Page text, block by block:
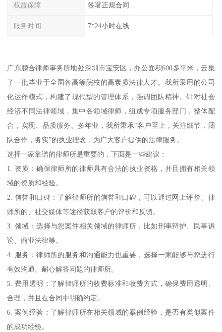
权益保障 签署正规合同
服务时间 7*24小时在线
广东鹏合律师事务所地处深圳市宝安区，办公面积600多平米，云集
了一批毕业于全国各高等院校的高素质法律人才。我所采用的公司
化运作模式，构建了现代型的管理体系，强调团队精神。针对社会
经济不同法律领域，集中各领域律师，组成专项服务部门，整体配
合，实现、品质服务。多年业，我所秉承“客户至上，关注细节，团
队合作，务实”的执业理念，为广大客户提供的法律服务。
选择一家靠谱的律师所是重要的，下面是一些建议：
1. 资质：确保律师所的律师具有合法的执业资格，并且拥有相关领
域的资质和经验。
2. 信誉和口碑：了解律师所的信誉和口碑，可以通过网上评价、律
师所的、社交媒体等途径获取客户的评价和反馈。
3. 领域：选择与您案件相关领域的律师所，比如刑事辩护、民事诉
讼、商业法律等。
4. 服务：律师所的服务和沟通能力也重要，选择一家能够与您进行
有效沟通、耐心解答问题的律师所。
5. 费用透明：了解律师所的收费标准和收费方式，确保费用透明、
合理，并且在合同中明确约定。
6. 案例经验：了解律师所在相关领域的案例经验，是否有类似案件
的成功经验。